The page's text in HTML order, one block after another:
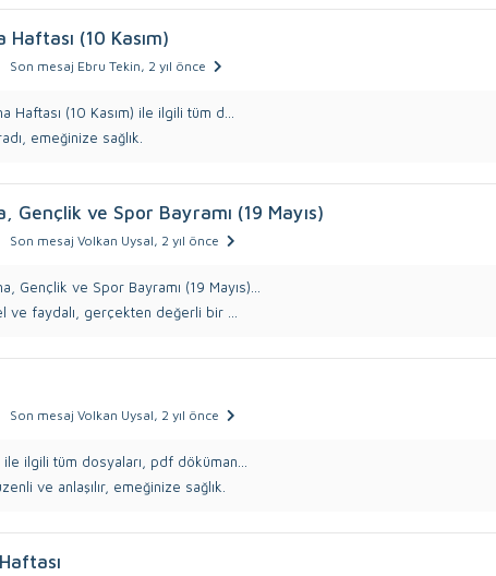
(10 Kasım)
Son mesaj Ebru Tekin, 2 yıl önce
Haftası (10 Kasım) ile ilgili tüm d...
emeğinize sağlık.
Gençlik ve Spor Bayramı (19 Mayıs)
Son mesaj Volkan Uysal, 2 yıl önce
Gençlik ve Spor Bayramı (19 Mayıs)...
ve faydalı, gerçekten değerli bir ...
Son mesaj Volkan Uysal, 2 yıl önce
ile ilgili tüm dosyaları, pdf döküman...
ve anlaşılır, emeğinize sağlık.